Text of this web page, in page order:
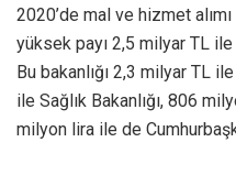
2020’de mal ve hizmet
yüksek payı 2,5 milyar TL ile
Bu bakanlığı 2,3 milyar TL
ile Sağlık Bakanlığı, 806
milyon lira ile de